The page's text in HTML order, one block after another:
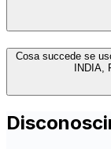
Cosa succede se
INDIA,